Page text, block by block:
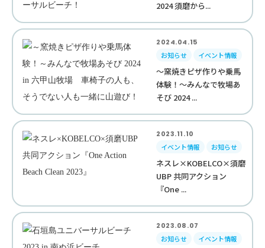
2024 須磨から...
2024.04.15
お知らせ
イベント情報
～窯焼きピザ作りや乗馬
体験！～みんなで牧場あ
そび 2024 ...
2023.11.10
イベント情報
お知らせ
ネスレ×KOBELCO×須磨
UBP 共同アクション
『One ...
2023.08.07
お知らせ
イベント情報